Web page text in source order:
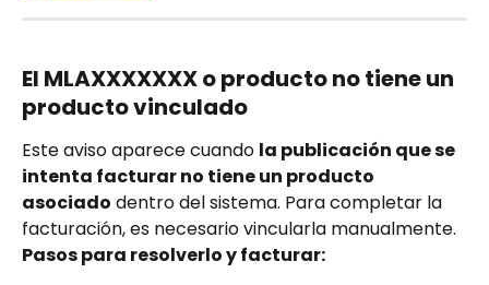
El MLAXXXXXXX o producto no tiene un
producto vinculado
Este aviso aparece cuando la publicación que se
intenta facturar no tiene un producto
asociado dentro del sistema. Para completar la
facturación, es necesario vincularla manualmente.
Pasos para resolverlo y facturar: